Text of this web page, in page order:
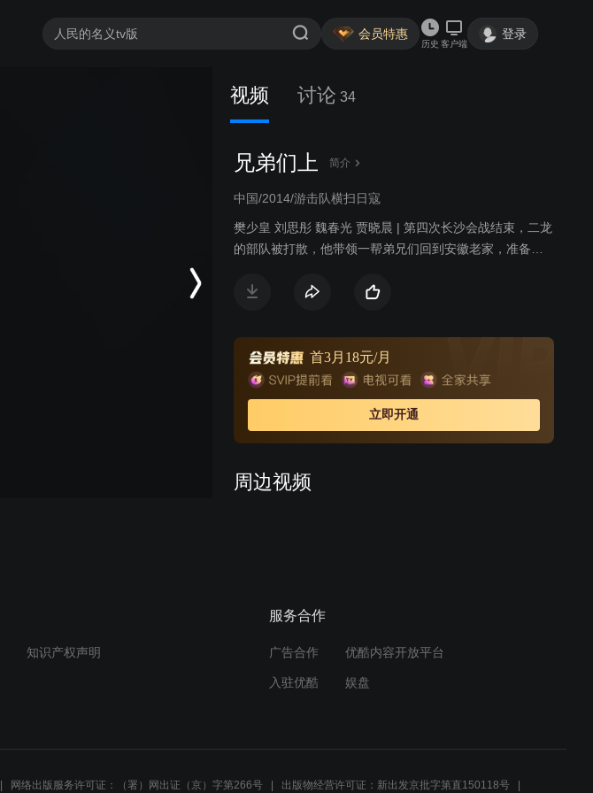
会员特惠
历史 客户端
登录
视频 讨论 34
兄弟们上 简介
中国/2014/游击队横扫日寇
樊少皇 刘思彤 魏春光 贾晓晨 | 第四次长沙会战结束，二龙
的部队被打散，他带领一帮弟兄们回到安徽老家，准备和
活动，他的任务是找到当地自卫队的首领杨士奇，争取改
起去找杨士奇，二龙的身份却遭到了杨士奇的质疑。
日军发起了大扫荡，在李空山的说服下，二龙和杨士奇终
于加入了新四军的游击队。游击队接到命令，要去配合一
次大规模的反扫荡战役，二龙和李空山决心带着自己的弟
兄们留在平坝镇，拖住鬼子主力，掩护杨士奇带领游击队
尽，抒写了一段抗日的传奇。
首3月18元/月
立即开通
周边视频
了！
03:37
知识产权声明
服务合作
广告合作 优酷内容开放平台
入驻优酷 娱盘
网络出版服务许可证：（署）网出证（京）字第266号 出版物经营许可证：新出发京批字第直150118号